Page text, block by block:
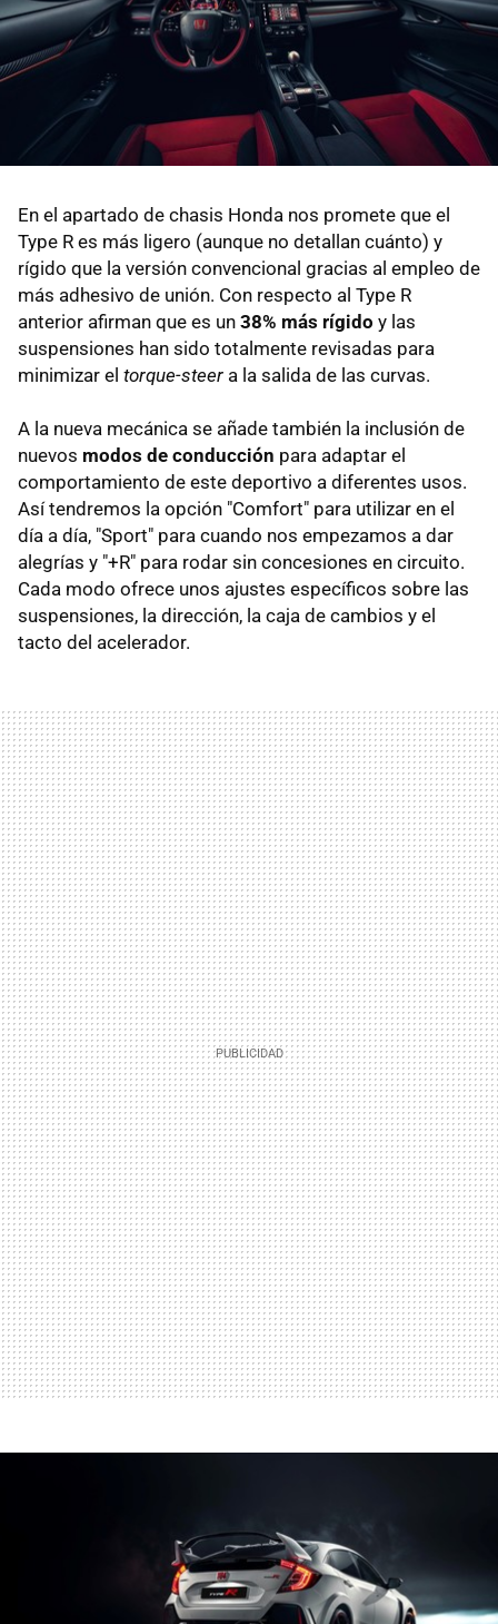
En el apartado de chasis Honda nos promete que el
Type R es más ligero (aunque no detallan cuánto) y
rígido que la versión convencional gracias al empleo de
más adhesivo de unión. Con respecto al Type R
anterior afirman que es un 38% más rígido y las
suspensiones han sido totalmente revisadas para
minimizar el torque-steer a la salida de las curvas.
A la nueva mecánica se añade también la inclusión de
nuevos modos de conducción para adaptar el
comportamiento de este deportivo a diferentes usos.
Así tendremos la opción "Comfort" para utilizar en el
día a día, "Sport" para cuando nos empezamos a dar
alegrías y "+R" para rodar sin concesiones en circuito.
Cada modo ofrece unos ajustes específicos sobre las
suspensiones, la dirección, la caja de cambios y el
tacto del acelerador.